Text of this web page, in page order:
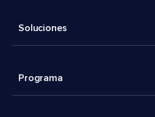
Soluciones
Programa